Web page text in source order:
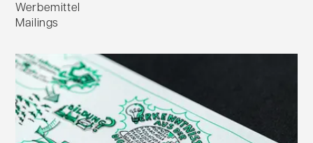
Werbemittel
Mailings